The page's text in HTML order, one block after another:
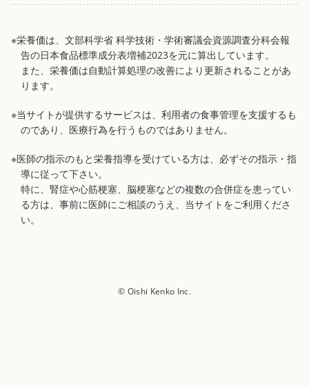
※栄養価は、文部科学省 科学技術・学術審議会資源調査分科会報
告の日本食品標準成分表増補2023を元に算出しています。
また、栄養価は自動計算処理の改善により更新されることがあ
ります。
※当サイトが提供するサービスは、利用者の食事管理を支援するも
のであり、医療行為を行うものではありません。
※医師の指示のもと栄養指導を受けている方は、必ずその指示・指
導に従って下さい。
特に、腎症や心筋梗塞、脳梗塞などの複数の合併症を患ってい
る方は、事前に医師にご相談のうえ、当サイトをご利用くださ
い。
© Oishi Kenko Inc.